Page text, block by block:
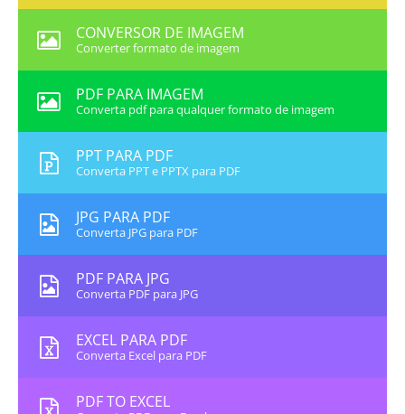
CONVERSOR DE IMAGEM
Converter formato de imagem
PDF PARA IMAGEM
Converta pdf para qualquer formato de imagem
PPT PARA PDF
Converta PPT e PPTX para PDF
JPG PARA PDF
Converta JPG para PDF
PDF PARA JPG
Converta PDF para JPG
EXCEL PARA PDF
Converta Excel para PDF
PDF TO EXCEL